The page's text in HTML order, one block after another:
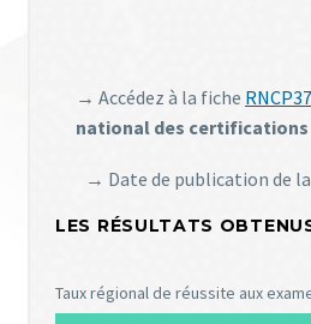
→ Accédez à la fiche
national des
→ Date de publication de
LES RÉSULTATS
Taux régional de réussite aux